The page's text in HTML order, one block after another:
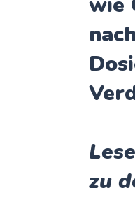
zu